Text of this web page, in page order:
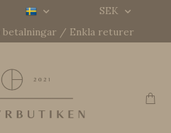
SEK
betalningar / Enkla returer